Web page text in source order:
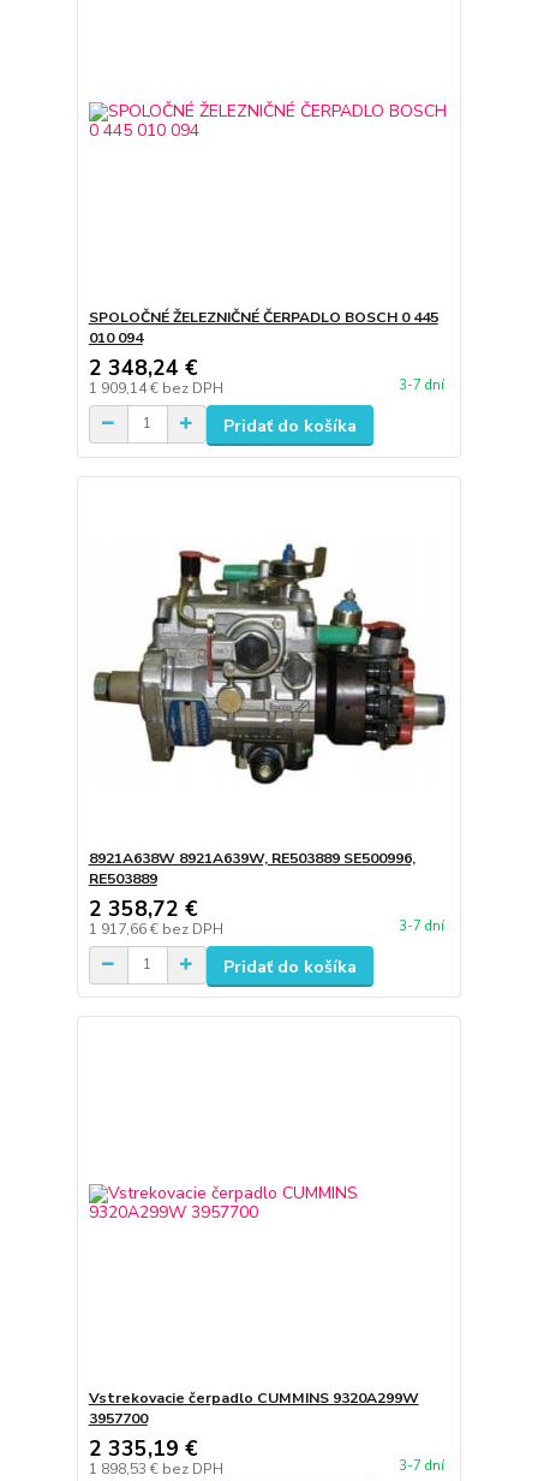
SPOLOČNÉ ŽELEZNIČNÉ ČERPADLO BOSCH 0 445
010 094
2 348,24 €
1 909,14 € bez DPH 3-7 dní
Pridať do košíka
8921A638W 8921A639W, RE503889 SE500996,
RE503889
2 358,72 €
1 917,66 € bez DPH 3-7 dní
Pridať do košíka
Vstrekovacie čerpadlo CUMMINS 9320A299W
3957700
2 335,19 €
1 898,53 € bez DPH 3-7 dní